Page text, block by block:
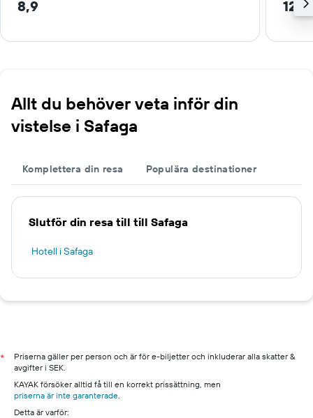
8,9
Allt du behöver veta inför din
vistelse i Safaga
Komplettera din resa Populära destinationer
Slutför din resa till till Safaga
Hotell i Safaga
*
Priserna gäller per person och är för e-biljetter och inkluderar alla skatter &
avgifter i SEK.
KAYAK försöker alltid få till en korrekt prissättning, men
priserna är inte garanterade.
Detta är varför: